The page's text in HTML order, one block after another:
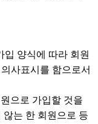
입 양식에 따라 회원
사표시를 함으로서
으로 가입할 것을
는 한 회원으로 등